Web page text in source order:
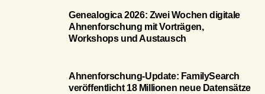
Genealogica 2026: Zwei Wochen digitale
Ahnenforschung mit Vorträgen,
Workshops und Austausch
Ahnenforschung-Update: FamilySearch
veröffentlicht 18 Millionen neue Datensätze